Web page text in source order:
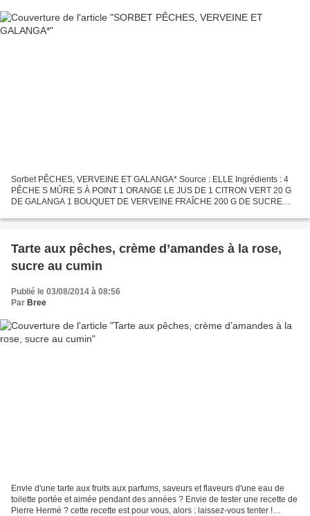
Sorbet PÊCHES, VERVEINE ET GALANGA* Source : ELLE Ingrédients : 4
PÊCHE S MÛRE S À POINT 1 ORANGE LE JUS DE 1 CITRON VERT 20 G
DE GALANGA 1 BOUQUET DE VERVEINE FRAÎCHE 200 G DE SUCRE
l’orange...
Tarte aux pêches, crème d’amandes à la rose,
sucre au cumin
Publié le 03/08/2014 à 08:56
Par Bree
Envie d'une tarte aux fruits aux parfums, saveurs et flaveurs d'une eau de
toilette portée et aimée pendant des années ? Envie de tester une recette de
Pierre Hermé ? cette recette est pour vous, alors : laissez-vous tenter !